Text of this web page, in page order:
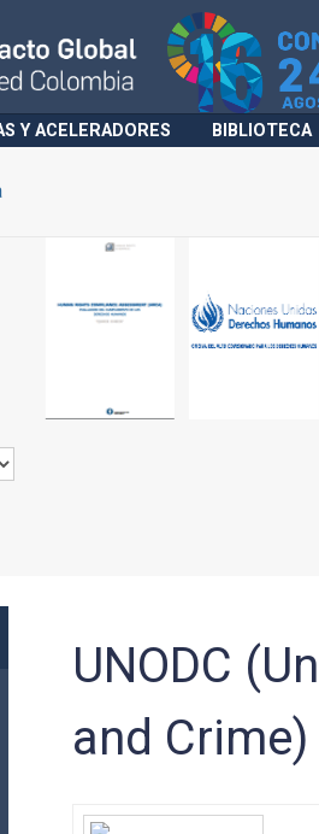
Y ACELERADORES BIBLIOTECA
UNODC
and Crime)